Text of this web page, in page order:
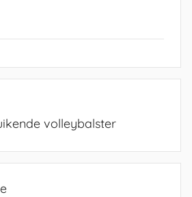
volleybalster